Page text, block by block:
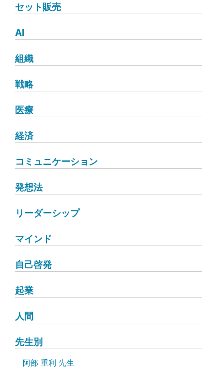
セット販売
AI
組織
戦略
医療
経済
コミュニケーション
発想法
リーダーシップ
マインド
自己啓発
起業
人間
先生別
阿部 重利 先生